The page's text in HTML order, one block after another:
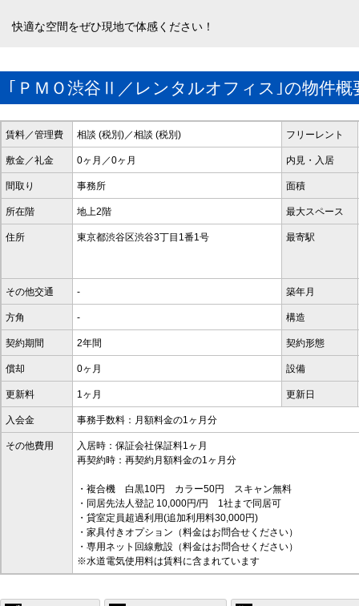
快適な空間をぜひ現地で体感ください！
｢ＰＭＯ渋谷Ⅱ／レンタルオフィス｣の物件概
賃料／管理費 相談 (税別)／相談 (税別) フリーレント
敷金／礼金 0ヶ月／0ヶ月 内見・入居
間取り 事務所 面積
所在階 地上2階 最大スペース
住所 東京都渋谷区渋谷3丁目1番1号 最寄駅
その他交通 - 築年月
方角 - 構造
契約期間 2年間 契約形態
償却 0ヶ月 設備
更新料 1ヶ月 更新日
入会金 事務手数料：月額料金の1ヶ月分
その他費用
入居時：保証会社保証料1ヶ月
再契約時：再契約月額料金の1ヶ月分
・複合機 白黒10円 カラー50円 スキャン無料
・同居先法人登記 10,000円/円 1社まで同居可
・貸室定員超過利用(追加利用料30,000円)
・家具付きオプション（料金はお問合せください）
・専用ネット回線敷設（料金はお問合せください）
※水道電気使用料は賃料に含まれています